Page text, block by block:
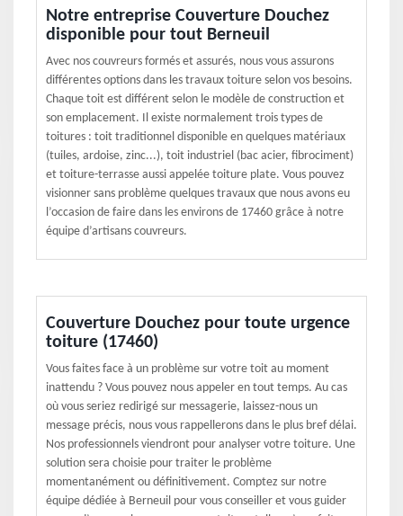
Notre entreprise Couverture Douchez
disponible pour tout Berneuil
Avec nos couvreurs formés et assurés, nous vous assurons
différentes options dans les travaux toiture selon vos besoins.
Chaque toit est différent selon le modèle de construction et
son emplacement. Il existe normalement trois types de
toitures : toit traditionnel disponible en quelques matériaux
(tuiles, ardoise, zinc...), toit industriel (bac acier, fibrociment)
et toiture-terrasse aussi appelée toiture plate. Vous pouvez
visionner sans problème quelques travaux que nous avons eu
l’occasion de faire dans les environs de 17460 grâce à notre
équipe d’artisans couvreurs.
Couverture Douchez pour toute urgence
toiture (17460)
Vous faites face à un problème sur votre toit au moment
inattendu ? Vous pouvez nous appeler en tout temps. Au cas
où vous seriez redirigé sur messagerie, laissez-nous un
message précis, nous vous rappellerons dans le plus bref délai.
Nos professionnels viendront pour analyser votre toiture. Une
solution sera choisie pour traiter le problème
momentanément ou définitivement. Comptez sur notre
équipe dédiée à Berneuil pour vous conseiller et vous guider